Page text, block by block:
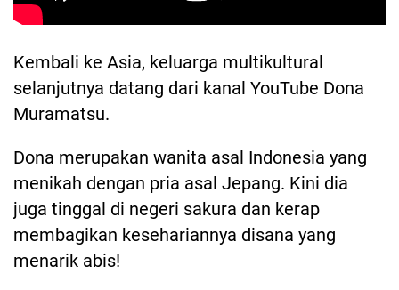
Kembali ke Asia, keluarga multikultural
selanjutnya datang dari kanal YouTube Dona
Muramatsu.
Dona merupakan wanita asal Indonesia yang
menikah dengan pria asal Jepang. Kini dia
juga tinggal di negeri sakura dan kerap
membagikan kesehariannya disana yang
menarik abis!